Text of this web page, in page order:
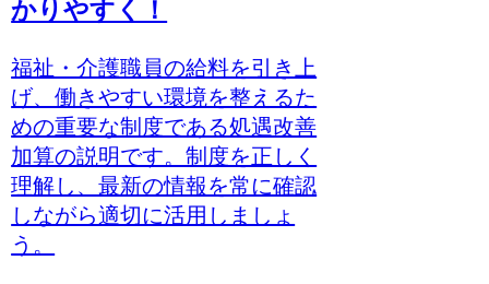
かりやすく！
福祉・介護職員の給料を引き上
げ、働きやすい環境を整えるた
めの重要な制度である処遇改善
加算の説明です。制度を正しく
理解し、最新の情報を常に確認
しながら適切に活用しましょ
う。